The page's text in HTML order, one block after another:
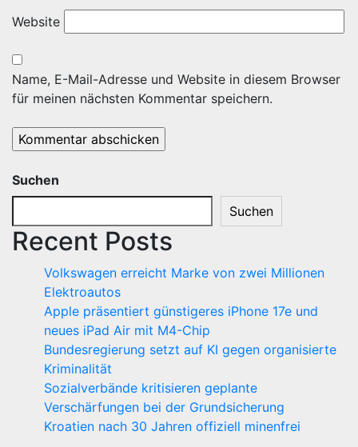
Website
Name, E-Mail-Adresse und Website in diesem Browser
für meinen nächsten Kommentar speichern.
Suchen
Suchen
Recent Posts
Volkswagen erreicht Marke von zwei Millionen
Elektroautos
Apple präsentiert günstigeres iPhone 17e und
neues iPad Air mit M4-Chip
Bundesregierung setzt auf KI gegen organisierte
Kriminalität
Sozialverbände kritisieren geplante
Verschärfungen bei der Grundsicherung
Kroatien nach 30 Jahren offiziell minenfrei